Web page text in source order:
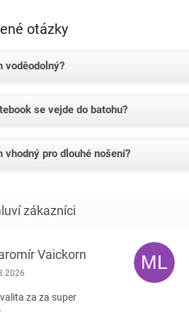
otázky
voděodolný?
se vejde do batohu?
vhodný pro dlouhé nošení?
Vaickorn
obchodu je 5 z 5 hvězdiček.
za za super
ML